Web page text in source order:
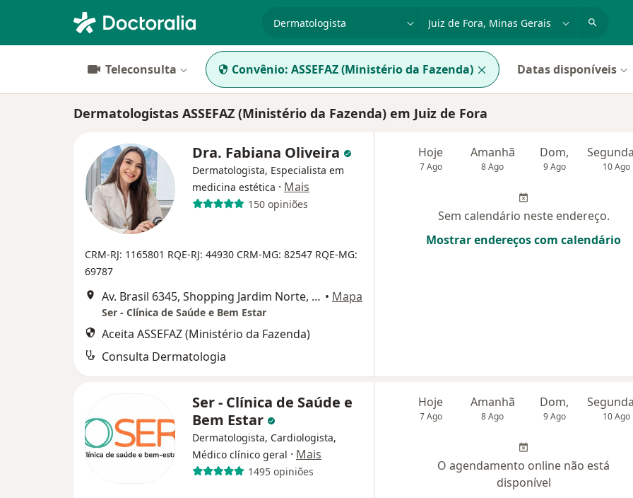
Teleconsulta Convênio: ASSEFAZ (Ministério da Fazenda) Datas disponíveis
Dermatologistas ASSEFAZ (Ministério da Fazenda) em Juiz de Fora
Dra. Fabiana Oliveira
Dermatologista, Especialista em
medicina estética · Mais
150 opiniões
CRM-RJ: 1165801 RQE-RJ: 44930 CRM-MG: 82547 RQE-MG:
69787
Av. Brasil 6345, Shopping Jardim Norte, Andar M1, Juiz de Fora • Mapa
Ser - Clínica de Saúde e Bem Estar
Aceita ASSEFAZ (Ministério da Fazenda)
Consulta Dermatologia
Hoje
7 Ago
Amanhã
8 Ago
Dom,
9 Ago 10 Ago
Sem calendário neste endereço.
Mostrar endereços com calendário
Ser - Clínica de Saúde e
Bem Estar
Dermatologista, Cardiologista,
Médico clínico geral · Mais
1495 opiniões
Hoje
7 Ago
Amanhã
8 Ago
Dom,
9 Ago 10 Ago
O agendamento online não está
disponível